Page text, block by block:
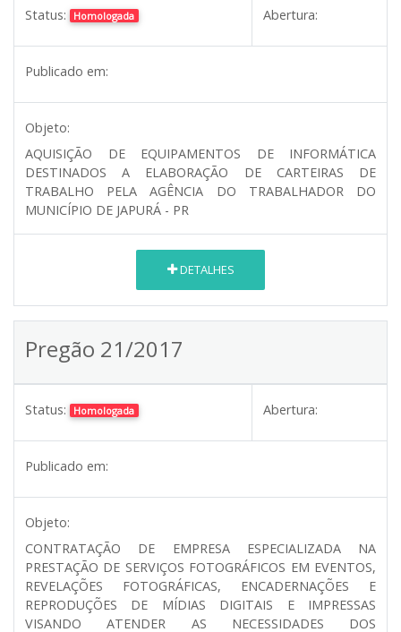
Status: Homologada Abertura:
Publicado em:
Objeto:
AQUISIÇÃO DE EQUIPAMENTOS DE INFORMÁTICA
DESTINADOS A ELABORAÇÃO DE CARTEIRAS DE
TRABALHO PELA AGÊNCIA DO TRABALHADOR DO
MUNICÍPIO DE JAPURÁ - PR
DETALHES
Pregão 21/2017
Status: Homologada Abertura:
Publicado em:
Objeto:
CONTRATAÇÃO DE EMPRESA ESPECIALIZADA NA
PRESTAÇÃO DE SERVIÇOS FOTOGRÁFICOS EM EVENTOS,
REVELAÇÕES FOTOGRÁFICAS, ENCADERNAÇÕES E
REPRODUÇÕES DE MÍDIAS DIGITAIS E IMPRESSAS
VISANDO ATENDER AS NECESSIDADES DOS